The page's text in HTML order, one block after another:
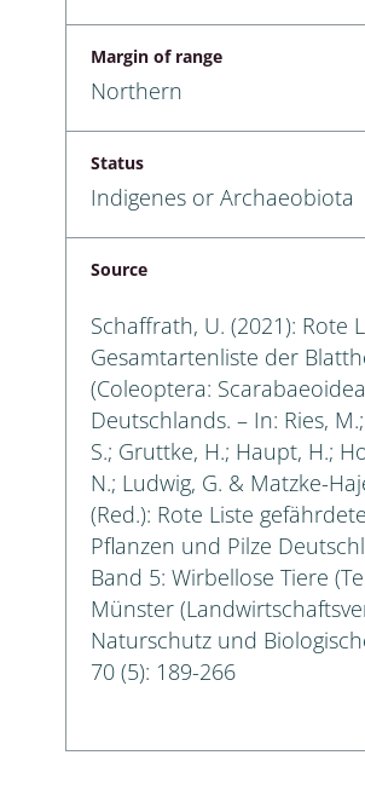
Margin of range
Northern
Status
Indigenes or Archaeobiota
Source
Schaffrath, U. (2021): Rote
Gesamtartenliste der
(Coleoptera:
Deutschlands. – In: Ries,
S.; Gruttke, H.; Haupt, H.;
N.; Ludwig, G. & Matzke-
(Red.): Rote Liste
Pflanzen und Pilze
Band 5: Wirbellose Tiere
Münster
Naturschutz und
70 (5): 189-266